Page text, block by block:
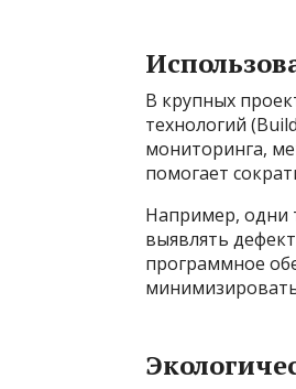
В крупных
технологий
мониторинга,
помогает
Например, одни
выявлять
программное